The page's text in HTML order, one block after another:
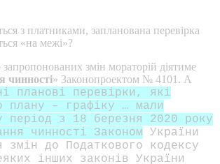
з платниками, запланована перевірка
«на межі»?
змін мораторій діятиме
чинності» Законопроектом № 4101. А
планові перевірки, які
плану – графіку … мали
період з 18 березня 2020 року
чинності Законом України
змін до Податкового кодексу
інших законів України